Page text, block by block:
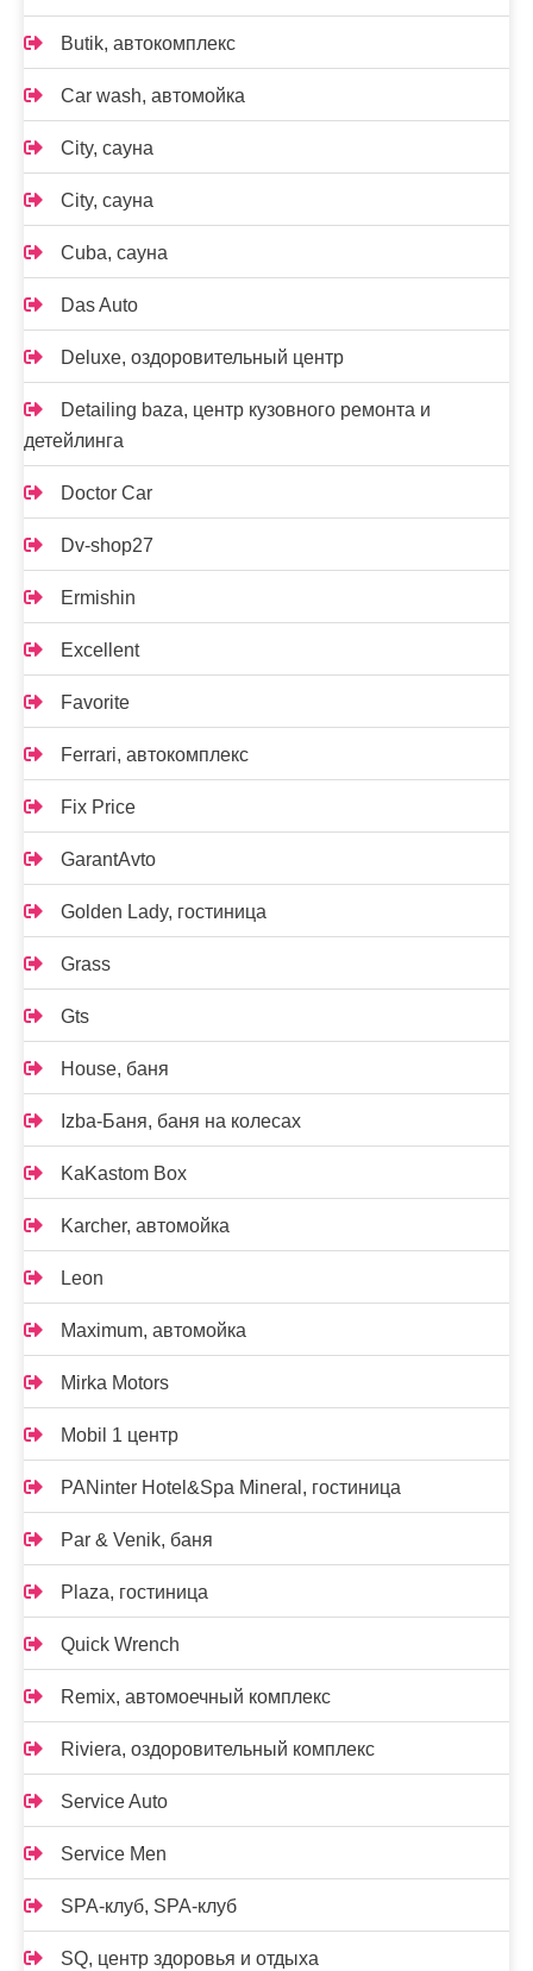
Butik, автокомплекс
Car wash, автомойка
City, сауна
City, сауна
Cuba, сауна
Das Auto
Deluxe, оздоровительный центр
Detailing baza, центр кузовного ремонта и
детейлинга
Doctor Car
Dv-shop27
Ermishin
Excellent
Favorite
Ferrari, автокомплекс
Fix Price
GarantAvto
Golden Lady, гостиница
Grass
Gts
House, баня
Izba-Баня, баня на колесах
KaKastom Box
Karcher, автомойка
Leon
Maximum, автомойка
Mirka Motors
Mobil 1 центр
PANinter Hotel&Spa Mineral, гостиница
Par & Venik, баня
Plaza, гостиница
Quick Wrench
Remix, автомоечный комплекс
Riviera, оздоровительный комплекс
Service Auto
Service Men
SPA-клуб, SPA-клуб
SQ, центр здоровья и отдыха